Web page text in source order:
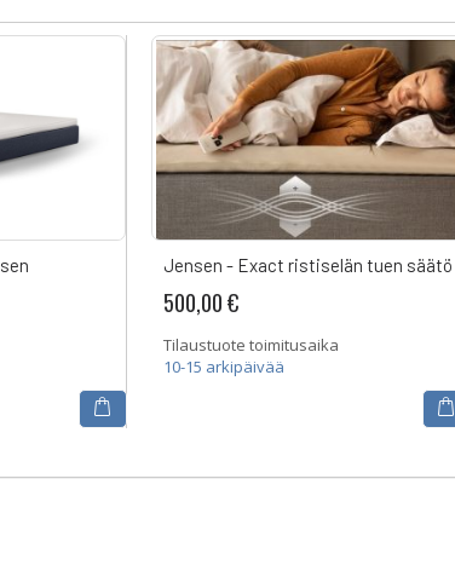
Jensen - Exact ristiselän tuen säätö
500,00 €
Tilaustuote toimitusaika
10-15 arkipäivää